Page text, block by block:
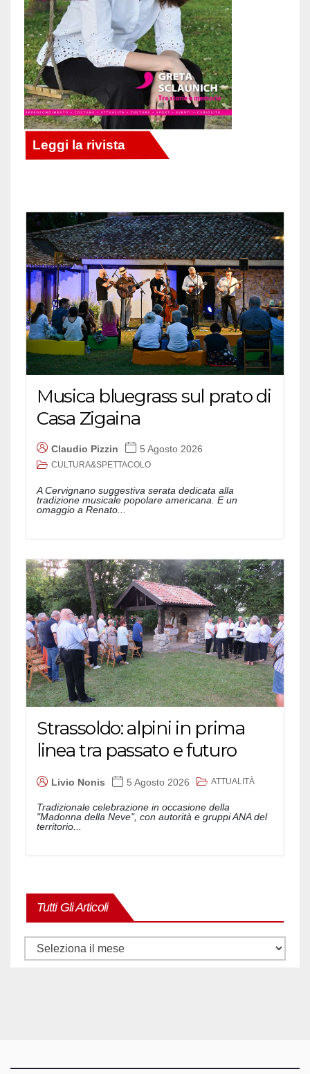
Musica bluegrass sul prato di
Casa Zigaina
Claudio Pizzin 5 Agosto 2026
CULTURA&SPETTACOLO
A Cervignano suggestiva serata dedicata alla
tradizione musicale popolare americana. E un
omaggio a Renato...
Strassoldo: alpini in prima
linea tra passato e futuro
Livio Nonis 5 Agosto 2026 ATTUALITÀ
Tradizionale celebrazione in occasione della
"Madonna della Neve", con autorità e gruppi ANA del
territorio...
Tutti Gli Articoli
Tutti